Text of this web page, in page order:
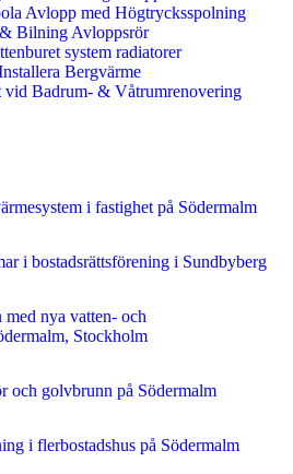
Avlopp med Högtrycksspolning
Bilning Avloppsrör
system radiatorer
Bergvärme
Badrum- & Våtrumrenovering
i fastighet på Södermalm
i bostadsrättsförening i Sundbyberg
nya vatten- och
Stockholm
och golvbrunn på Södermalm
i flerbostadshus på Södermalm